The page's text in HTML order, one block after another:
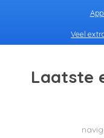
Veel
Laatste